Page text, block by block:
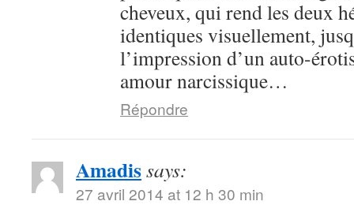
cheveux, qui rend les deux
identiques visuellement,
l’impression d’un auto-
amour narcissique…
Répondre
Amadissays:
27 avril 2014 at 12 h 30 min